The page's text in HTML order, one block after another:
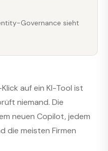
Governance sieht
auf ein KI-Tool ist
niemand. Die
neuen Copilot, jedem
die meisten Firmen